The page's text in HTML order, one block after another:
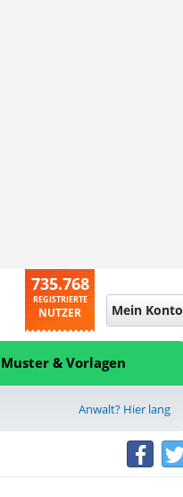
735.768
REGISTRIERTE
NUTZER Mein Konto
Muster & Vorlagen
Anwalt? Hier lang